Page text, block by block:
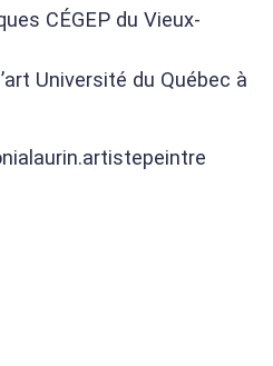
CÉGEP du Vieux-
Université du Québec à